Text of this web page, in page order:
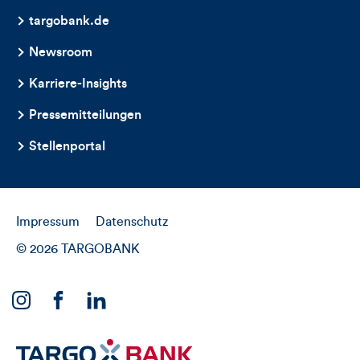
targobank.de
Newsroom
Karriere-Insights
Pressemitteilungen
Stellenportal
Impressum Datenschutz
© 2026 TARGOBANK
unseremunserem